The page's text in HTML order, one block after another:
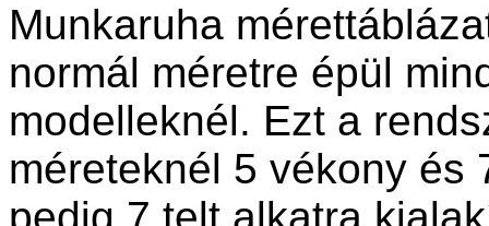
Munkaruha
normál méretre épül
modelleknél. Ezt a
méreteknél 5 vékony és